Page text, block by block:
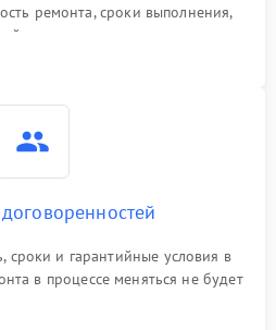
ремонта, сроки выполнения,
условия
сроки и гарантийные условия в
в процессе меняться не будет